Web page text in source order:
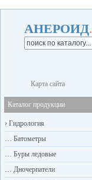
АНЕРОИД.
Карта сайта
Каталог продукции
› Гидрология
… Батометры
… Буры ледовые
… Дночерпатели